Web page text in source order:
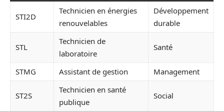
STI2D
Technicien en énergies
renouvelables
Développement
durable
STL
Technicien de
laboratoire
Santé
STMG Assistant de gestion Management
ST2S
Technicien en santé
publique
Social